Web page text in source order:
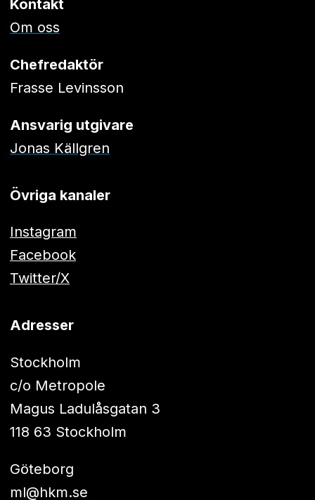
Kontakt
Om oss
Chefredaktör
Frasse Levinsson
Ansvarig utgivare
Jonas Källgren
Övriga kanaler
Instagram
Facebook
Twitter/X
Adresser
Stockholm
c/o Metropole
Magus Ladulåsgatan 3
118 63 Stockholm
Göteborg
ml@hkm.se